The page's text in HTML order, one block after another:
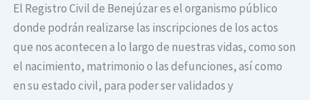
El Registro Civil de Benejúzar es el organismo público
donde podrán realizarse las inscripciones de los actos
que nos acontecen a lo largo de nuestras vidas, como son
el nacimiento, matrimonio o las defunciones, así como
en su estado civil, para poder ser validados y